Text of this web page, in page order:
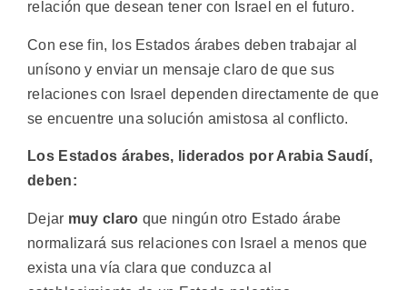
relación que desean tener con Israel en el futuro.
Con ese fin, los Estados árabes deben trabajar al
unísono y enviar un mensaje claro de que sus
relaciones con Israel dependen directamente de que
se encuentre una solución amistosa al conflicto.
Los Estados árabes, liderados por Arabia Saudí,
deben:
Dejar muy claro que ningún otro Estado árabe
normalizará sus relaciones con Israel a menos que
exista una vía clara que conduzca al